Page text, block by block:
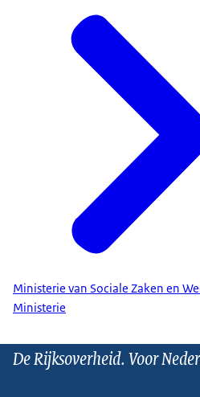
Ministerie van Sociale Zaken en
Ministerie
De Rijksoverheid. Voor